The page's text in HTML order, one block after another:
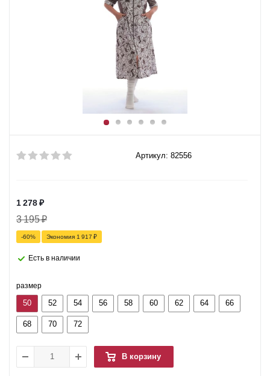
Артикул: 82556
1 278₽
3 195₽
-60% Экономия 1 917 ₽
Есть в наличии
размер
50 52 54 56 58 60 62 64 66
68 70 72
В корзину